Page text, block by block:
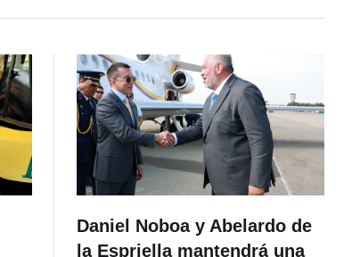
Daniel Noboa y Abelardo de
la Espriella mantendrá una